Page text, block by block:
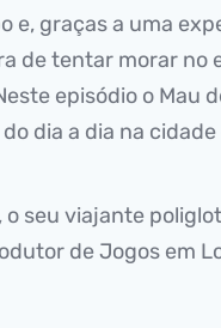
e, graças a uma
de tentar morar no
episódio o Mau
dia a dia na
, o seu viajante
de Jogos em